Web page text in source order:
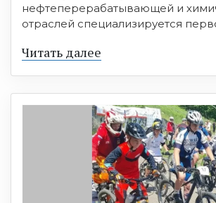
нефтеперерабатывающей и
отраслей специализируется
Читать далее